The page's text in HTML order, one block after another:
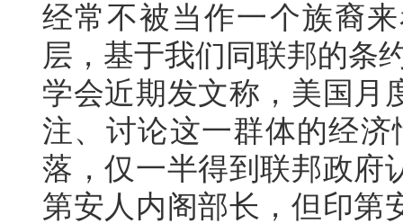
经常不被当作一个族裔
层，基于我们同联邦的条
学会近期发文称，美国月
注、讨论这一群体的经
落，仅一半得到联邦政府
第安人内阁部长，但印第